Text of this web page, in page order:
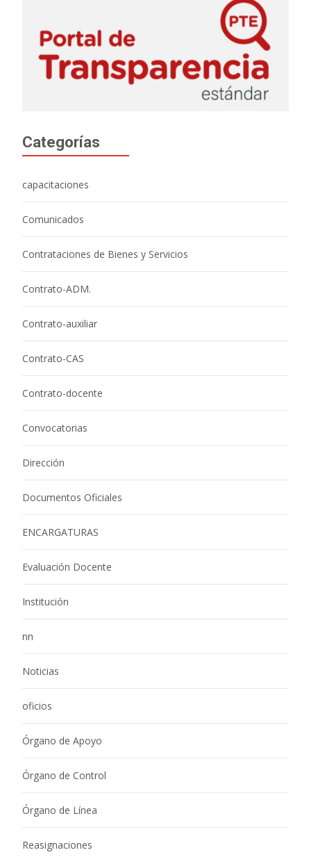
Categorías
capacitaciones
Comunicados
Contrataciones de Bienes y Servicios
Contrato-ADM.
Contrato-auxiliar
Contrato-CAS
Contrato-docente
Convocatorias
Dirección
Documentos Oficiales
ENCARGATURAS
Evaluación Docente
Institución
nn
Noticias
oficios
Órgano de Apoyo
Órgano de Control
Órgano de Línea
Reasignaciones